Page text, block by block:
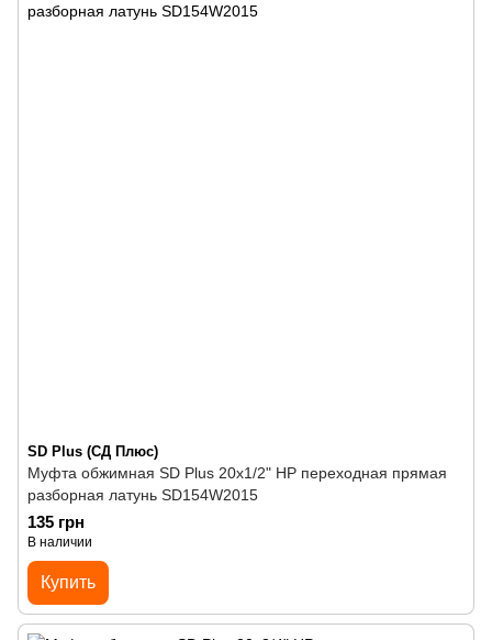
SD Plus (СД Плюс)
Муфта обжимная SD Plus 20х1/2" НР переходная прямая
разборная латунь SD154W2015
135 грн
В наличии
Купить